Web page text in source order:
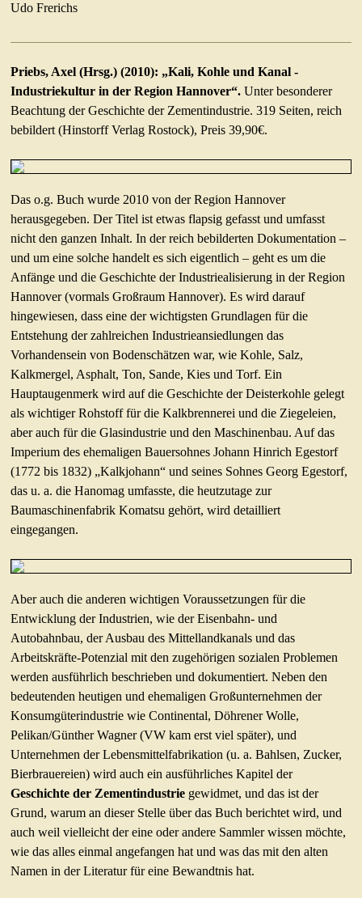
Udo Frerichs
Priebs, Axel (Hrsg.) (2010): „Kali, Kohle und Kanal -
Industriekultur in der Region Hannover“. Unter besonderer
Beachtung der Geschichte der Zementindustrie. 319 Seiten, reich
bebildert (Hinstorff Verlag Rostock), Preis 39,90€.
Das o.g. Buch wurde 2010 von der Region Hannover
herausgegeben. Der Titel ist etwas flapsig gefasst und umfasst
nicht den ganzen Inhalt. In der reich bebilderten Dokumentation –
und um eine solche handelt es sich eigentlich – geht es um die
Anfänge und die Geschichte der Industriealisierung in der Region
Hannover (vormals Großraum Hannover). Es wird darauf
hingewiesen, dass eine der wichtigsten Grundlagen für die
Entstehung der zahlreichen Industrieansiedlungen das
Vorhandensein von Bodenschätzen war, wie Kohle, Salz,
Kalkmergel, Asphalt, Ton, Sande, Kies und Torf. Ein
Hauptaugenmerk wird auf die Geschichte der Deisterkohle gelegt
als wichtiger Rohstoff für die Kalkbrennerei und die Ziegeleien,
aber auch für die Glasindustrie und den Maschinenbau. Auf das
Imperium des ehemaligen Bauersohnes Johann Hinrich Egestorf
(1772 bis 1832) „Kalkjohann“ und seines Sohnes Georg Egestorf,
das u. a. die Hanomag umfasste, die heutzutage zur
Baumaschinenfabrik Komatsu gehört, wird detailliert
eingegangen.
Aber auch die anderen wichtigen Voraussetzungen für die
Entwicklung der Industrien, wie der Eisenbahn- und
Autobahnbau, der Ausbau des Mittellandkanals und das
Arbeitskräfte-Potenzial mit den zugehörigen sozialen Problemen
werden ausführlich beschrieben und dokumentiert. Neben den
bedeutenden heutigen und ehemaligen Großunternehmen der
Konsumgüterindustrie wie Continental, Döhrener Wolle,
Pelikan/Günther Wagner (VW kam erst viel später), und
Unternehmen der Lebensmittelfabrikation (u. a. Bahlsen, Zucker,
Bierbrauereien) wird auch ein ausführliches Kapitel der
Geschichte der Zementindustrie gewidmet, und das ist der
Grund, warum an dieser Stelle über das Buch berichtet wird, und
auch weil vielleicht der eine oder andere Sammler wissen möchte,
wie das alles einmal angefangen hat und was das mit den alten
Namen in der Literatur für eine Bewandtnis hat.